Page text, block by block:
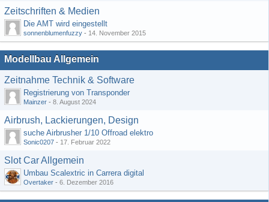
Zeitschriften & Medien
Die AMT wird eingestellt
sonnenblumenfuzzy - 14. November 2015
Modellbau Allgemein
Zeitnahme Technik & Software
Registrierung von Transponder
Mainzer - 8. August 2024
Airbrush, Lackierungen, Design
suche Airbrusher 1/10 Offroad elektro
Sonic0207 - 17. Februar 2022
Slot Car Allgemein
Umbau Scalextric in Carrera digital
Overtaker - 6. Dezember 2016